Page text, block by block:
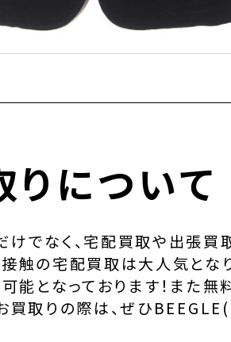
りについて
でなく、宅配買取や出張買
触の宅配買取は大人気とな
能となっております！また無
買取りの際は、ぜひ